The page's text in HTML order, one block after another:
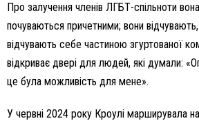
Про залучення членів ЛГБТ-спільноти
почуваються причетними; вони
відчувають себе частиною згуртованої
відкриває двері для людей, які думали:
це була можливість для мене».
У червні 2024 року Кроулі марширувала